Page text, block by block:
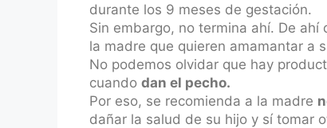
durante los 9 meses de gestación.
Sin embargo, no termina ahí. De ahí
la madre que quieren amamantar a
No podemos olvidar que hay
cuando dan el pecho.
Por eso, se recomienda a la madre
dañar la salud de su hijo y sí tomar